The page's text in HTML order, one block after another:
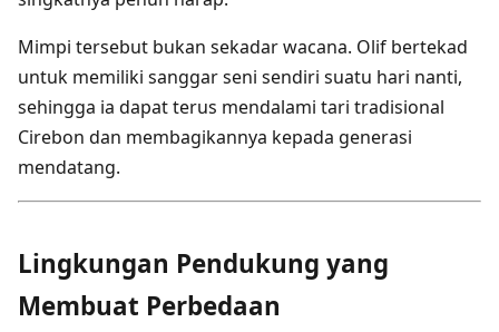
Mimpi tersebut bukan sekadar wacana. Olif bertekad
untuk memiliki sanggar seni sendiri suatu hari nanti,
sehingga ia dapat terus mendalami tari tradisional
Cirebon dan membagikannya kepada generasi
mendatang.
Lingkungan Pendukung yang
Membuat Perbedaan